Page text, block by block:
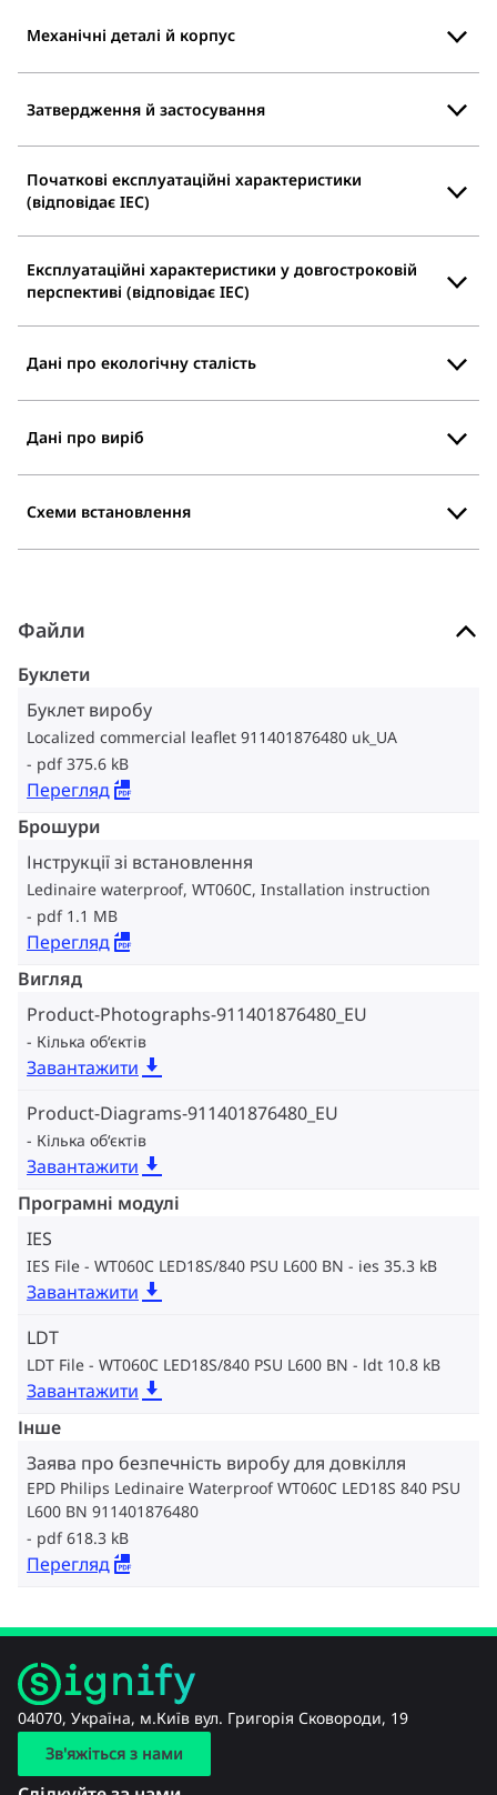
Механічні деталі й корпус
Затвердження й застосування
Початкові експлуатаційні характеристики
(відповідає IEC)
Експлуатаційні характеристики у довгостроковій
перспективі (відповідає IEC)
Дані про екологічну сталість
Дані про виріб
Схеми встановлення
Файли
Буклети
Буклет виробу
Localized commercial leaflet 911401876480 uk_UA
pdf 375.6 kB
Перегляд
Брошури
Інструкції зі встановлення
Ledinaire waterproof, WT060C, Installation instruction
pdf 1.1 MB
Перегляд
Вигляд
Product-Photographs-911401876480_EU
Кілька об‘єктів
Завантажити
Product-Diagrams-911401876480_EU
Кілька об‘єктів
Завантажити
Програмні модулі
IES
IES File - WT060C LED18S/840 PSU L600 BN ies 35.3 kB
Завантажити
LDT
LDT File - WT060C LED18S/840 PSU L600 BN ldt 10.8 kB
Завантажити
Інше
Заява про безпечність виробу для довкілля
EPD Philips Ledinaire Waterproof WT060C LED18S 840 PSU
L600 BN 911401876480
pdf 618.3 kB
Перегляд
04070, Україна, м.Київ вул. Григорія Сковороди, 19
Зв'яжіться з нами